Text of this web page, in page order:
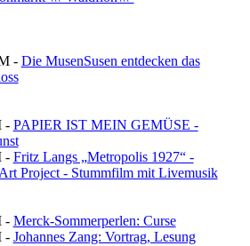
- Die MusenSusen entdecken das
- PAPIER IST MEIN GEMÜSE -
- Fritz Langs „Metropolis 1927“ -
Project - Stummfilm mit Livemusik
- Merck-Sommerperlen: Curse
- Johannes Zang: Vortrag, Lesung